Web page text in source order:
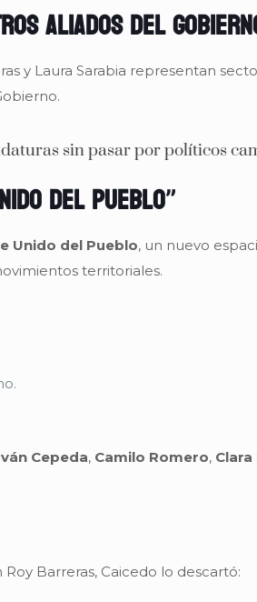
aliados del
y Laura Sarabia representan
sin pasar por políticos
del Pueblo”
Unido del Pueblo, un nuevo
territoriales.
Cepeda, Camilo Romero,
Barreras, Caicedo lo descartó: